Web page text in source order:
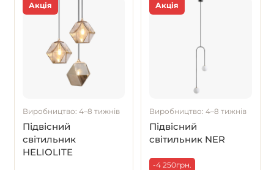
Акція
Виробництво: 4–8 тижнів
Підвісний
світильник
HELIOLITE
Акція
Виробництво: 4–8 тижнів
Підвісний
світильник NER
-4 250грн.